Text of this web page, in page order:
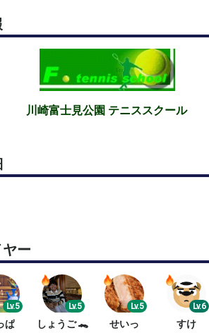
川崎富士見公園 テニススクール
ー
Lv.5
ぱ
Lv.5
しょうご 🐊
Lv.5
せいっ
Lv.6
すけ